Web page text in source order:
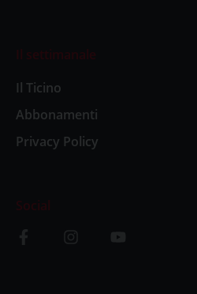
Il settimanale
Il Ticino
Abbonamenti
Privacy Policy
Social